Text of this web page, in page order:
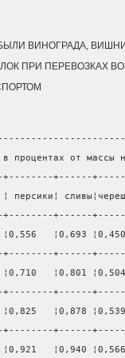
ВИНОГРАДА,
ПРИ ПЕРЕВОЗКАХ
процентах от массы
+--------+------
+------
¦0,693
+------
¦0,801
+------
¦0,878
+------
¦0,940